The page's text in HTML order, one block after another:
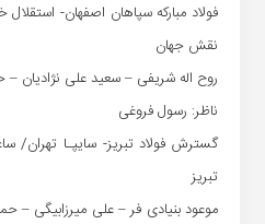
نقش جهان
روح اله شریفی – سعید علی نژادیان
ناظر: رسول فروغی
تبریز
موعود بنیادی فر – علی میرزابیگی –